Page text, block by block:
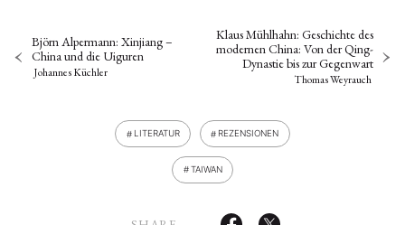
Björn Alpermann: Xinjiang –
China und die Uiguren
Johannes Küchler
Klaus Mühlhahn: Geschichte des
modernen China: Von der Qing-
Dynastie bis zur Gegenwart
Thomas Weyrauch
LITERATUR REZENSIONEN
TAIWAN